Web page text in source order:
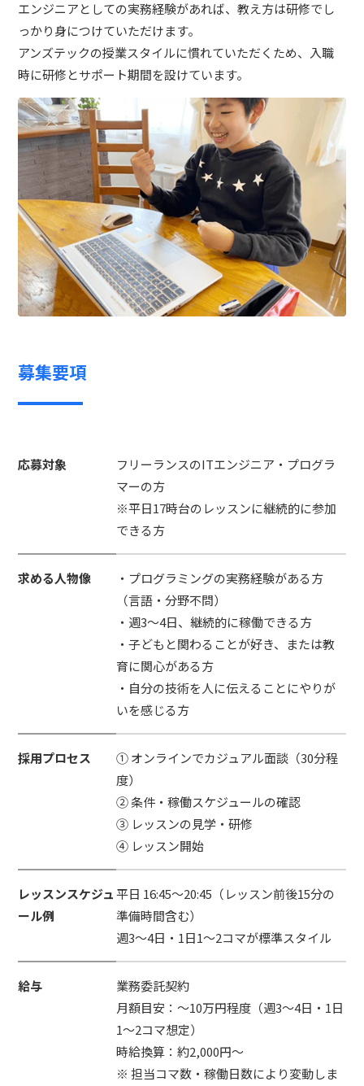
エンジニアとしての実務経験があれば、教え方は研修でし
っかり身につけていただけます。
アンズテックの授業スタイルに慣れていただくため、入職
時に研修とサポート期間を設けています。
募集要項
応募対象
フリーランスのITエンジニア・プログラ
マーの方
※平日17時台のレッスンに継続的に参加
できる方
求める人物像
・プログラミングの実務経験がある方
（言語・分野不問）
・週3〜4日、継続的に稼働できる方
・子どもと関わることが好き、または教
育に関心がある方
・自分の技術を人に伝えることにやりが
いを感じる方
採用プロセス
① オンラインでカジュアル面談（30分程
度）
② 条件・稼働スケジュールの確認
③ レッスンの見学・研修
④ レッスン開始
レッスンスケジュ
ール例
平日 16:45〜20:45（レッスン前後15分の
準備時間含む）
週3〜4日・1日1〜2コマが標準スタイル
給与
業務委託契約
月額目安：〜10万円程度（週3〜4日・1日
1〜2コマ想定）
時給換算：約2,000円〜
※ 担当コマ数・稼働日数により変動しま